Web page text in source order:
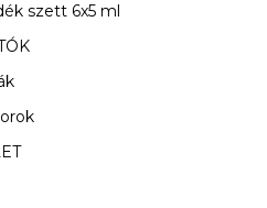
szett 6x5 ml